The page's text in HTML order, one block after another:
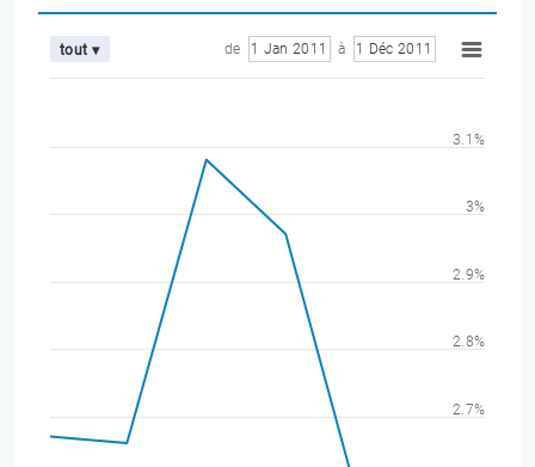
tout ▾ de 1 Jan 2011 à 1 Déc 2011
2.7%
2.8%
2.9%
3%
3.1%